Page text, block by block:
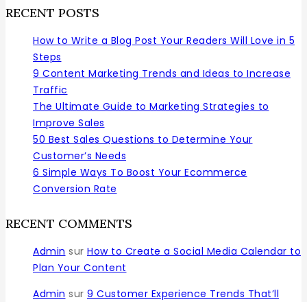
RECENT POSTS
How to Write a Blog Post Your Readers Will Love in 5
Steps
9 Content Marketing Trends and Ideas to Increase
Traffic
The Ultimate Guide to Marketing Strategies to
Improve Sales
50 Best Sales Questions to Determine Your
Customer’s Needs
6 Simple Ways To Boost Your Ecommerce
Conversion Rate
RECENT COMMENTS
Admin sur How to Create a Social Media Calendar to
Plan Your Content
Admin sur 9 Customer Experience Trends That’ll